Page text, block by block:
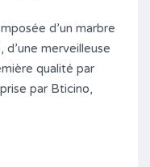
d’un marbre
merveilleuse
qualité par
par Bticino,